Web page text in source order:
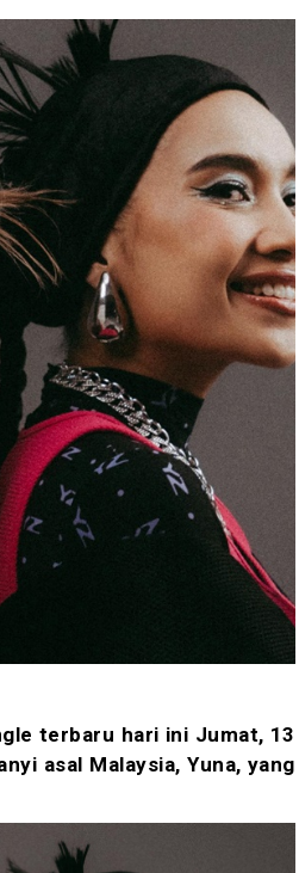
terbaru hari ini Jumat, 13
asal Malaysia, Yuna, yang